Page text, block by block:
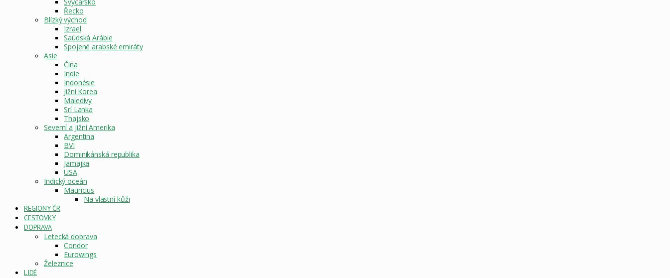
Řecko
Blízký východ
Izrael
Saúdská Arábie
Spojené arabské emiráty
Asie
Čína
Indie
Indonésie
Jižní Korea
Maledivy
Srí Lanka
Thajsko
Severní a Jižní Amerika
Argentina
BVI
Dominikánská republika
Jamajka
USA
Indický oceán
Mauricius
Na vlastní kůži
REGIONY ČR
CESTOVKY
DOPRAVA
Letecká doprava
Condor
Eurowings
Železnice
LIDÉ